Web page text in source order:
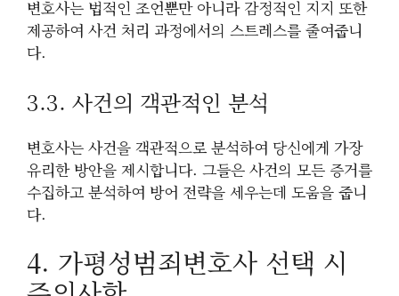
변호사는 법적인 조언뿐만 아니라 감정적인 지지 또한
제공하여 사건 처리 과정에서의 스트레스를 줄여줍니
다.
3.3. 사건의 객관적인 분석
변호사는 사건을 객관적으로 분석하여 당신에게 가장
유리한 방안을 제시합니다. 그들은 사건의 모든 증거를
수집하고 분석하여 방어 전략을 세우는데 도움을 줍니
다.
4. 가평성범죄변호사 선택 시